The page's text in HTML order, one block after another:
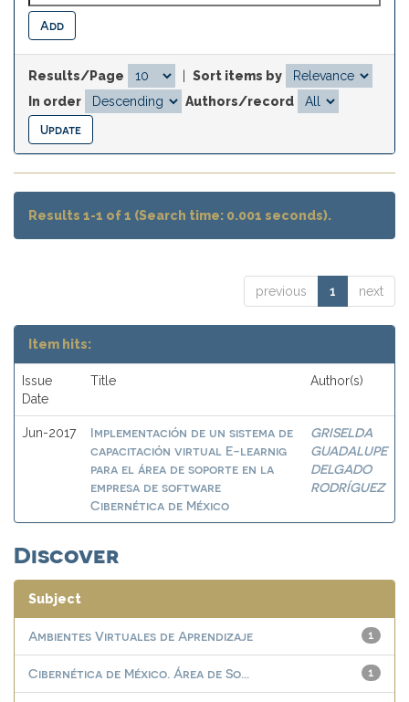
Results/Page
Sort items by
In order
Authors/record
Results 1-1 of 1 (Search time: 0.001 seconds).
previous 1 next
Item hits:
Issue
Date
Title Author(s)
Jun-2017
Implementación de un sistema de
capacitación virtual E-learnig
para el área de soporte en la
empresa de software
Cibernética de México
GRISELDA
GUADALUPE
DELGADO
RODRÍGUEZ
Discover
Subject
1
Ambientes Virtuales de Aprendizaje
1
Cibernética de México. Área de So...